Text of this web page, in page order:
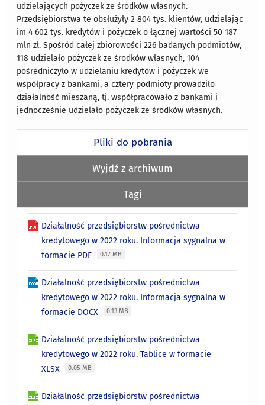
udzielających pożyczek ze środków własnych.
Przedsiębiorstwa te obsłużyły 2 804 tys. klientów, udzielając
im 4 602 tys. kredytów i pożyczek o łącznej wartości 50 187
mln zł. Spośród całej zbiorowości 226 badanych podmiotów,
118 udzielało pożyczek ze środków własnych, 104
pośredniczyło w udzielaniu kredytów i pożyczek we
współpracy z bankami, a cztery podmioty prowadziło
działalność mieszaną, tj. współpracowało z bankami i
jednocześnie udzielało pożyczek ze środków własnych.
Pliki do pobrania
Wyjdź z archiwum
Tagi
Działalność przedsiębiorstw pośrednictwa
kredytowego w 2022 roku. Informacja sygnalna w
formacie PDF
0.17 MB
Działalność przedsiębiorstw pośrednictwa
kredytowego w 2022 roku. Informacja sygnalna w
formacie DOCX
0.13 MB
Działalność przedsiębiorstw pośrednictwa
kredytowego w 2022 roku. Tablice w formacie
XLSX
0.05 MB
Działalność przedsiębiorstw pośrednictwa